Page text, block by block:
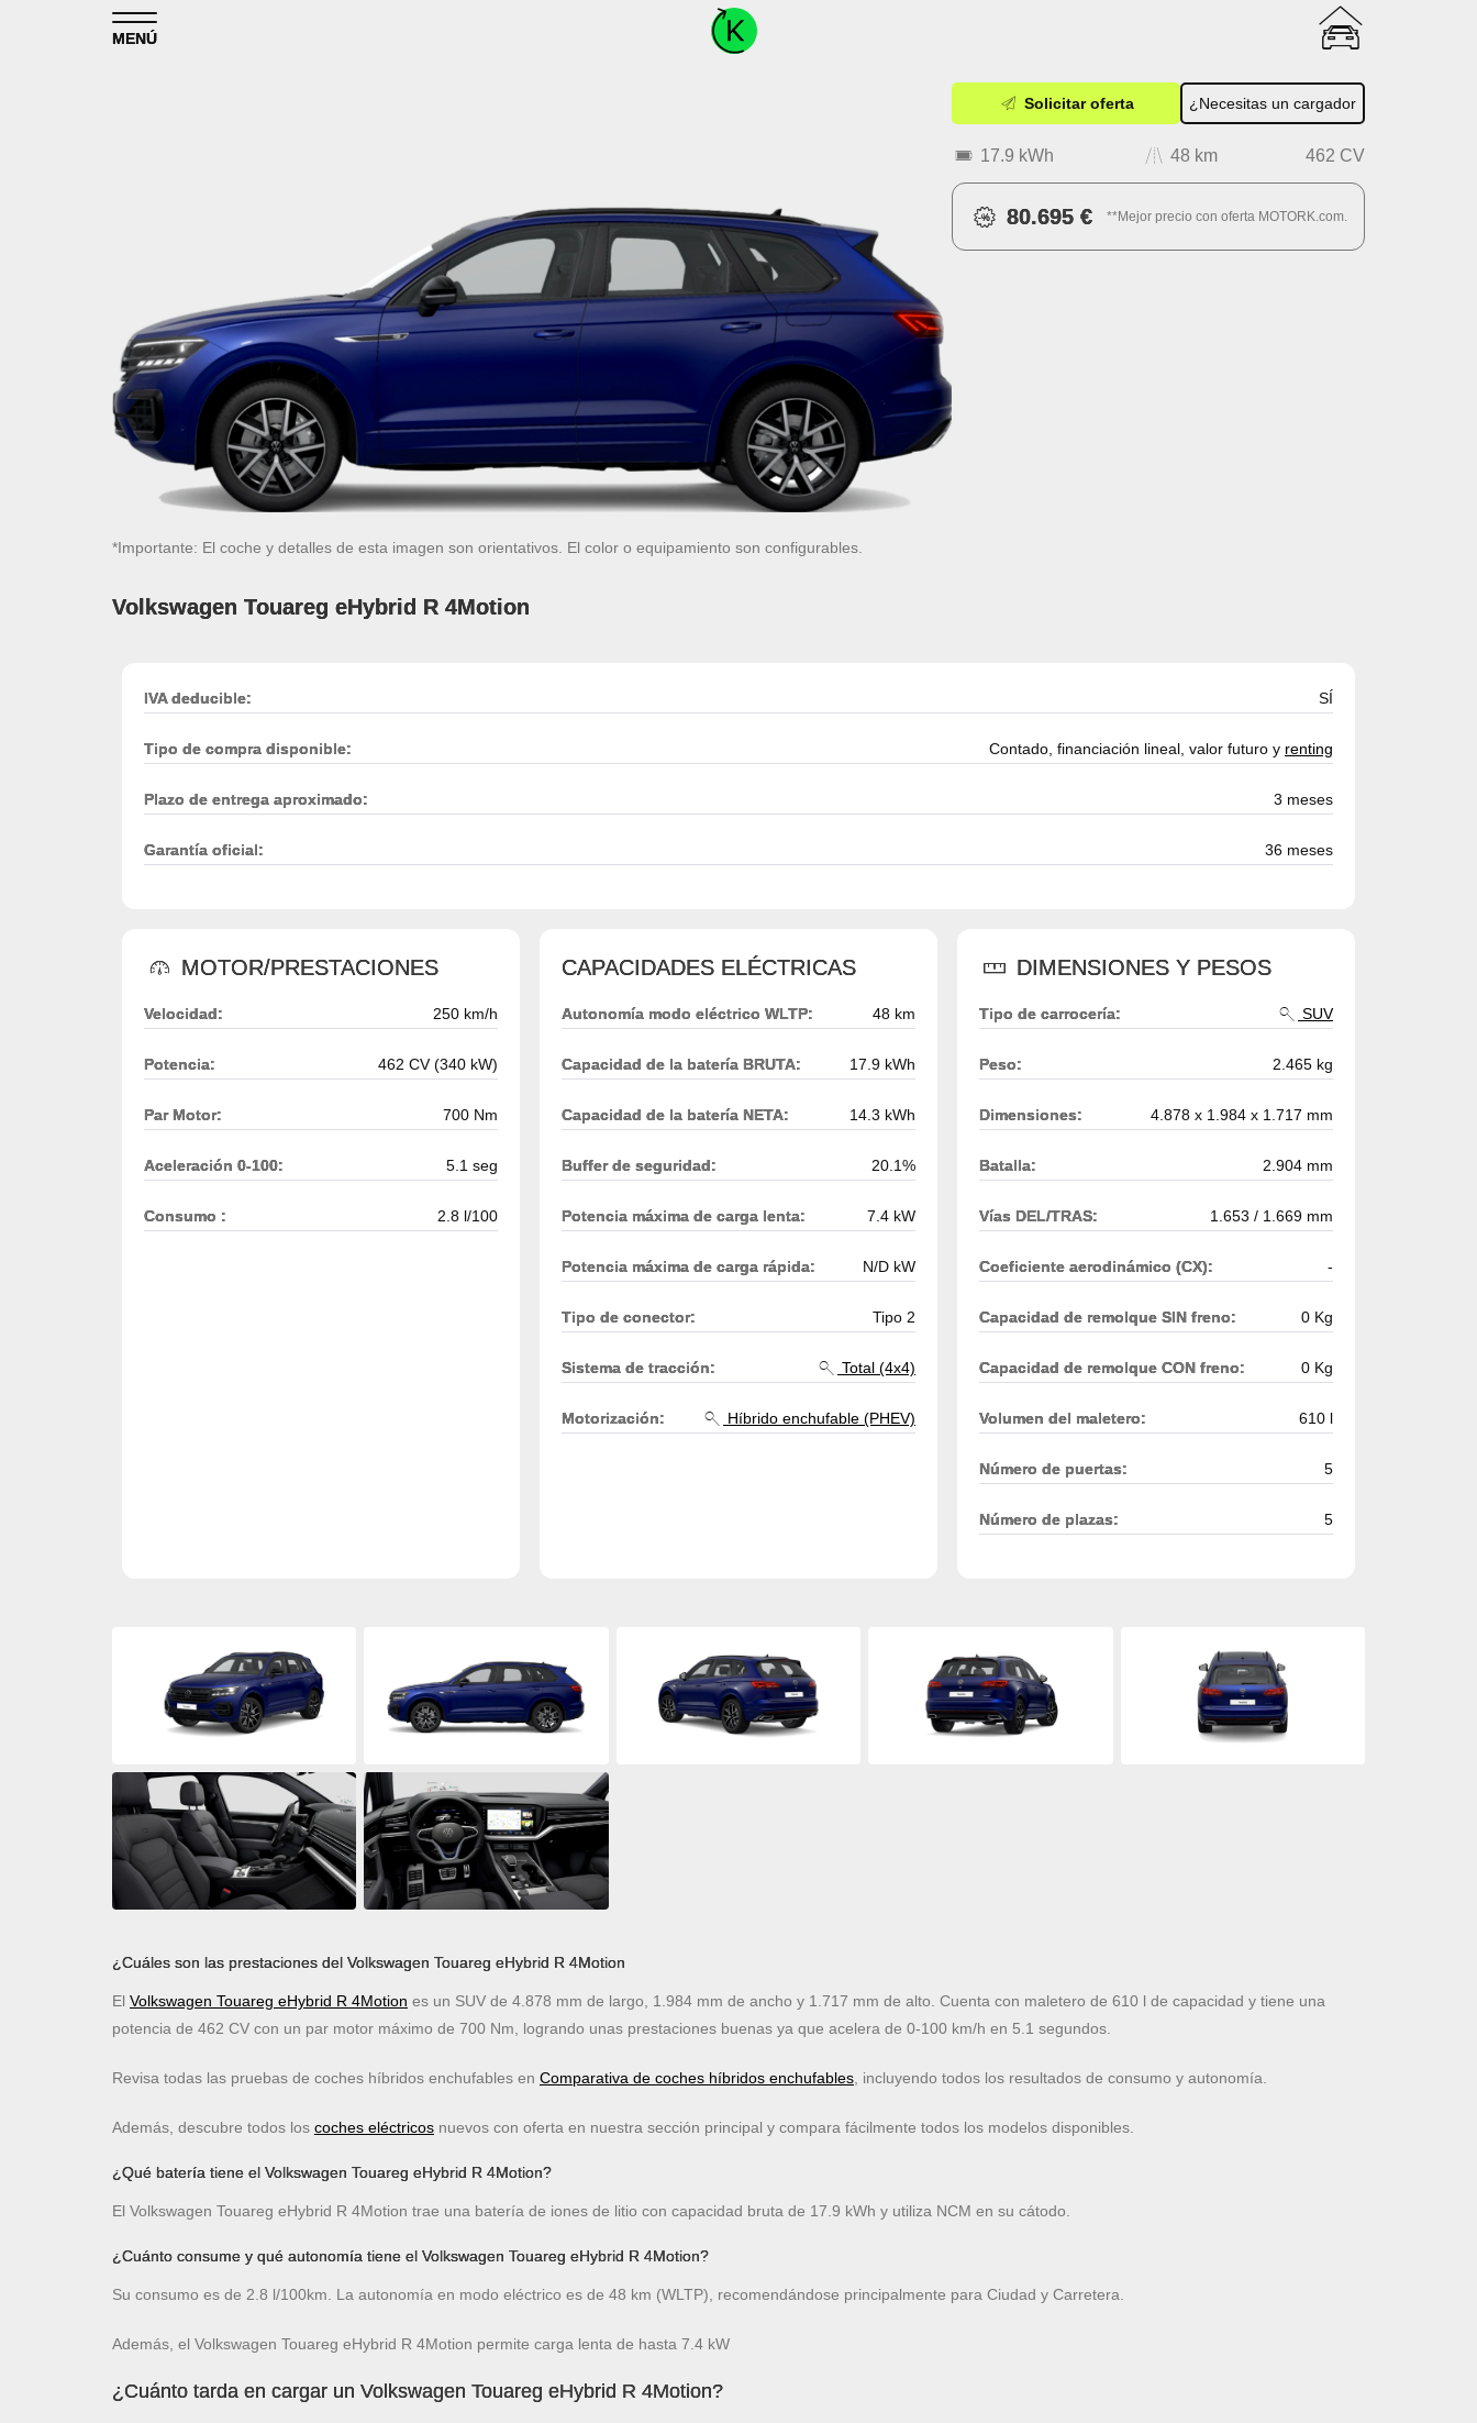
MENÚ
Solicitar oferta ¿Necesitas un cargador
17.9 kWh 48 km 462 CV
80.695 € **Mejor precio con oferta MOTORK.com.
*Importante: El coche y detalles de esta imagen son orientativos. El color o equipamiento son configurables.
Volkswagen Touareg eHybrid R 4Motion
IVA deducible: SÍ
Tipo de compra disponible: Contado, financiación lineal, valor futuro y renting
Plazo de entrega aproximado: 3 meses
Garantía oficial: 36 meses
MOTOR/PRESTACIONES
Velocidad: 250 km/h
Potencia: 462 CV (340 kW)
Par Motor: 700 Nm
Aceleración 0-100: 5.1 seg
Consumo : 2.8 l/100
CAPACIDADES ELÉCTRICAS
Autonomía modo eléctrico WLTP: 48 km
Capacidad de la batería BRUTA: 17.9 kWh
Capacidad de la batería NETA: 14.3 kWh
Buffer de seguridad: 20.1%
Potencia máxima de carga lenta: 7.4 kW
Potencia máxima de carga rápida: N/D kW
Tipo de conector: Tipo 2
Sistema de tracción: Total (4x4)
Motorización: Híbrido enchufable (PHEV)
DIMENSIONES Y PESOS
Tipo de carrocería: SUV
Peso: 2.465 kg
Dimensiones: 4.878 x 1.984 x 1.717 mm
Batalla: 2.904 mm
Vías DEL/TRAS: 1.653 / 1.669 mm
Coeficiente aerodinámico (CX): -
Capacidad de remolque SIN freno: 0 Kg
Capacidad de remolque CON freno: 0 Kg
Volumen del maletero: 610 l
Número de puertas: 5
Número de plazas: 5
¿Cuáles son las prestaciones del Volkswagen Touareg eHybrid R 4Motion
El Volkswagen Touareg eHybrid R 4Motion es un SUV de 4.878 mm de largo, 1.984 mm de ancho y 1.717 mm de alto. Cuenta con maletero de 610 l de capacidad y tiene una
potencia de 462 CV con un par motor máximo de 700 Nm, logrando unas prestaciones buenas ya que acelera de 0-100 km/h en 5.1 segundos.
Revisa todas las pruebas de coches híbridos enchufables en Comparativa de coches híbridos enchufables , incluyendo todos los resultados de consumo y autonomía.
Además, descubre todos los coches eléctricos nuevos con oferta en nuestra sección principal y compara fácilmente todos los modelos disponibles.
¿Qué batería tiene el Volkswagen Touareg eHybrid R 4Motion?
El Volkswagen Touareg eHybrid R 4Motion trae una batería de iones de litio con capacidad bruta de 17.9 kWh y utiliza NCM en su cátodo.
¿Cuánto consume y qué autonomía tiene el Volkswagen Touareg eHybrid R 4Motion?
Su consumo es de 2.8 l/100km. La autonomía en modo eléctrico es de 48 km (WLTP), recomendándose principalmente para Ciudad y Carretera.
Además, el Volkswagen Touareg eHybrid R 4Motion permite carga lenta de hasta 7.4 kW
¿Cuánto tarda en cargar un Volkswagen Touareg eHybrid R 4Motion?